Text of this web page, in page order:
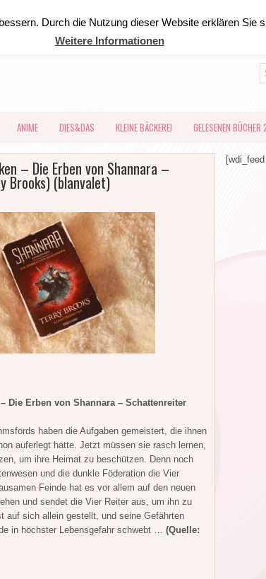
DATENSCHUTZ
ANIME DIES&DAS KLEINE BÄCKEREI GELESENEN
– Die Erben von Shannara –
Brooks) (blanvalet)
Die Erben von Shannara – Schattenreiter
haben die Aufgaben gemeistert, die ihnen
auferlegt hatte. Jetzt müssen sie rasch lernen,
um ihre Heimat zu beschützen. Denn noch
und die dunkle Föderation die Vier
Feinde hat es vor allem auf den neuen
und sendet die Vier Reiter aus, um ihn zu
auf sich allein gestellt, und seine Gefährten
in höchster Lebensgefahr schwebt … (Quelle:
[wdi_feed
Durch die Nutzung dieser Website erklären Sie
Weitere Informationen